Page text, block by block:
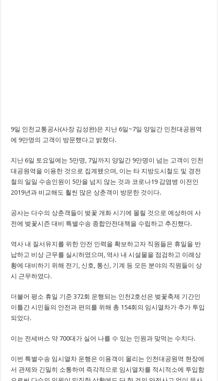
9일 인천교통공사(사장 김성완)은 지난 6일~7일 양일간 인천대공원역
에 9만명의 고객이 방문했다고 밝혔다.
지난 6일 토요일에는 5만명, 7일까지 양일간 9만명이 넘는 고객이 인천
대공원역을 이용한 것으로 집계됐으며, 이는 타 지방도시철도 및 경전
철의 일일 수송인원이 5만을 넘지 않는 것과 코로나19 감염병 이전인
2019년과 비교해도 훨씬 많은 상춘객이 방문한 것이다.
공사는 다수의 상춘객들이 벚꽃 개화 시기에 몰릴 것으로 예상하여 사
전에 벚꽃시즌 대비 특별수송 종합안전대책을 수립하고 추진했다.
역사 내 질서유지를 위한 안전 인력을 확보하고자 직원들은 휴일을 반
납하고 비상 근무를 실시하였으며, 역사 내 시설물을 점검하고 이례상
황에 대비하기 위해 전기, 신호, 통신, 기계 등 모든 분야의 직원들이 상
시 근무하였다.
더불어 평소 휴일 기준 372회 운행되는 인천2호선은 벚꽃축제 기간인
이틀간 시민들의 안전과 편의를 위해 총 154회의 임시열차가 추가 투입
되었다.
이는 전세버스 약 700대가 실어 나를 수 있는 인원과 맞먹는 수치다.
이번 특별수송 임시열차 운행은 이용객이 몰리는 인천대공원역 현장에
서 관제와 긴밀히 소통하여 즉각적으로 임시열차를 적시적소에 투입함